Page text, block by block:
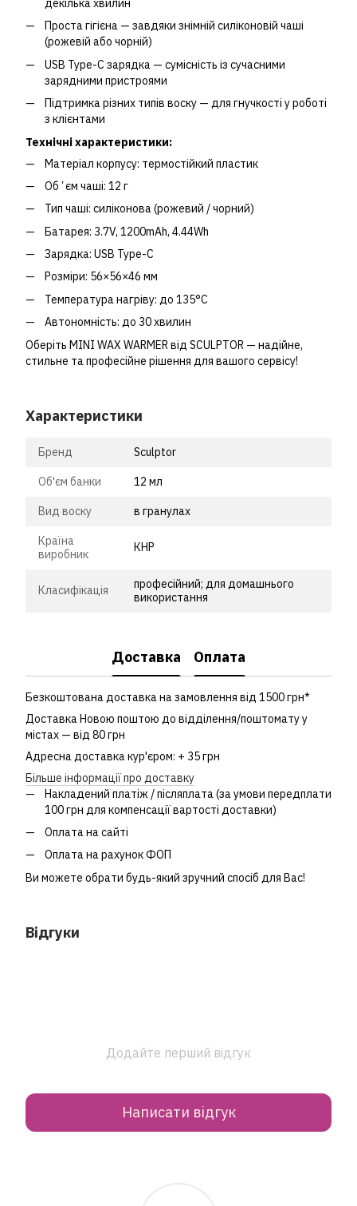
декілька хвилин
Проста гігієна — завдяки знімній силіконовій чаші
(рожевій або чорній)
USB Type-C зарядка — сумісність із сучасними
зарядними пристроями
Підтримка різних типів воску — для гнучкості у роботі
з клієнтами
Технічні характеристики:
Матеріал корпусу: термостійкий пластик
Обʼєм чаші: 12 г
Тип чаші: силіконова (рожевий / чорний)
Батарея: 3.7V, 1200mAh, 4.44Wh
Зарядка: USB Type-C
Розміри: 56×56×46 мм
Температура нагріву: до 135°C
Автономність: до 30 хвилин
Оберіть MINI WAX WARMER від SCULPTOR — надійне,
стильне та професійне рішення для вашого сервісу!
Характеристики
Бренд Sculptor
Об'єм банки 12 мл
Вид воску в гранулах
Країна
виробник
КНР
Класифікація
професійний; для домашнього
використання
Доставка Оплата
Безкоштована доставка на замовлення від 1500 грн*
Доставка Новою поштою до відділення/поштомату у
містах — від 80 грн
Адресна доставка кур'єром: + 35 грн
Більше інформації про доставку
Накладений платіж / післяплата (за умови передплати
100 грн для компенсації вартості доставки)
Оплата на сайті
Оплата на рахунок ФОП
Ви можете обрати будь-який зручний спосіб для Вас!
Відгуки
Додайте перший відгук
Написати відгук